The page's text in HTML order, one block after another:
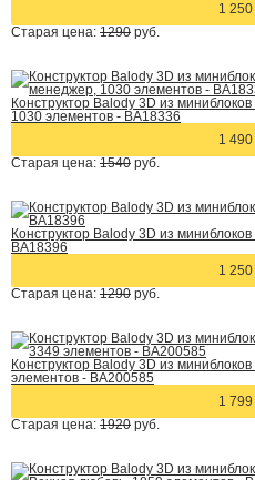
1
Старая цена: 1290 руб.
Конструктор Balody 3D из
1030 элементов - BA18336
1
Старая цена: 1540 руб.
Конструктор Balody 3D из
BA18396
1
Старая цена: 1290 руб.
Конструктор Balody 3D из
элементов - BA200585
1
Старая цена: 1920 руб.